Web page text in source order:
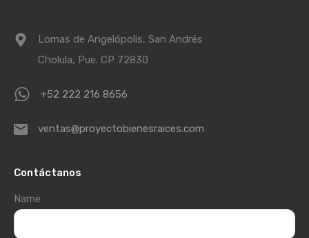
Lomas de Angelópolis, San Andrés
Cholula, Pue. CP 72830
+52 222 216 8656
ventas@proyectobienesraices.com
Contáctanos
Name